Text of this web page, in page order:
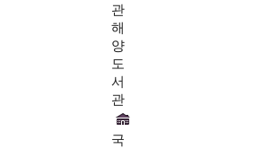
관
해
양
도
서
관
국